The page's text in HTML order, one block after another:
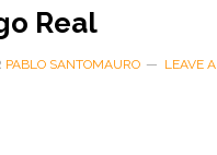
Real
PABLO SANTOMAURO
LEAVE A